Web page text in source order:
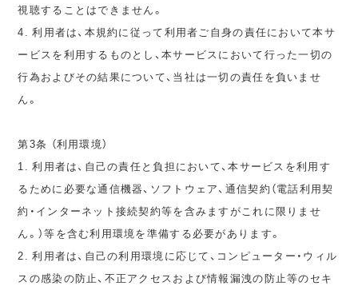
視聴することはできません。
4. 利用者は、本規約に従って利用者ご自身の責任において本サ
ービスを利用するものとし、本サービスにおいて行った一切の
行為およびその結果について、当社は一切の責任を負いませ
ん。
第3条 （利用環境）
1. 利用者は、自己の責任と負担において、本サービスを利用す
るために必要な通信機器、ソフトウェア、通信契約（電話利用契
約・インターネット接続契約等を含みますがこれに限りませ
ん。）等を含む利用環境を準備する必要があります。
2. 利用者は、自己の利用環境に応じて、コンピューター・ウィル
スの感染の防止、不正アクセスおよび情報漏洩の防止等のセキ